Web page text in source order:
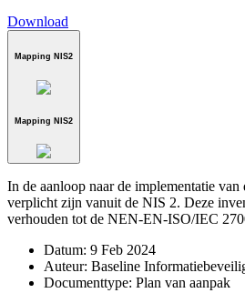
Download
Mapping NIS2
Mapping NIS2
In de aanloop naar de implementatie
verplicht zijn vanuit de NIS 2. Deze
verhouden tot de NEN-EN-ISO/IEC
Datum: 9 Feb 2024
Auteur: Baseline
Documenttype: Plan van aanpak